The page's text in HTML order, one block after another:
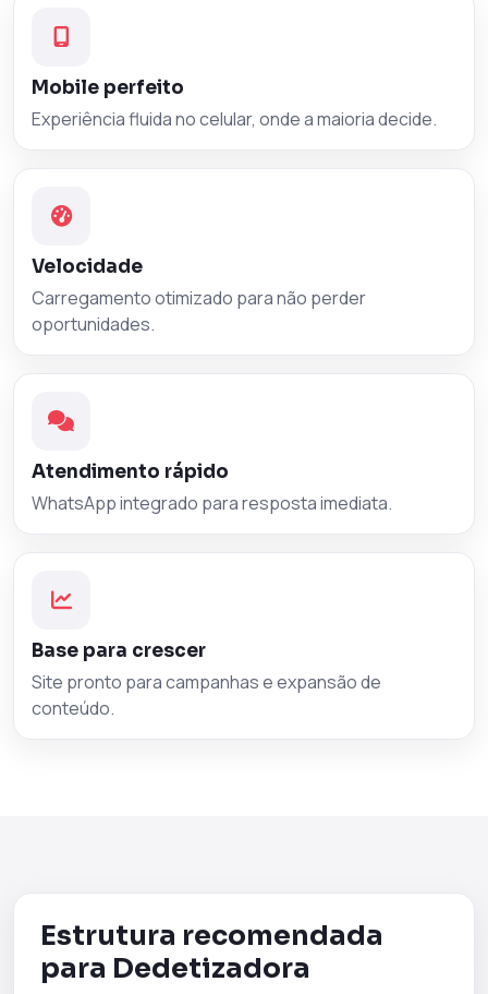
Mobile perfeito
Experiência fluida no celular, onde a maioria decide.
Velocidade
Carregamento otimizado para não perder
oportunidades.
Atendimento rápido
WhatsApp integrado para resposta imediata.
Base para crescer
Site pronto para campanhas e expansão de
conteúdo.
Estrutura recomendada
para Dedetizadora